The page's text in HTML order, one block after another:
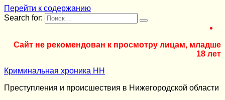
Перейти к содержанию
Search for:
Сайт не рекомендован к просмотру лицам, младше
18 лет
Криминальная хроника НН
Преступления и происшествия в Нижегородской области